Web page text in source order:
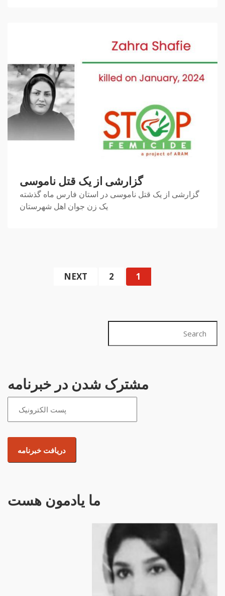
گزارشی از یک قتل ناموسی
گزارشی از یک قتل ناموسی در استان فارس ماه گذشته
یک زن جوان اهل شهرستان
1
2
NEXT
مشترک شدن در خبرنامه
ما یادمون هست